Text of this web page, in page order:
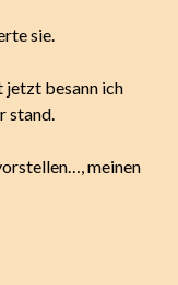
sie.
jetzt besann ich
stand.
meinen